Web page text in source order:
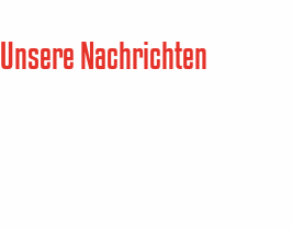
Unsere Nachrichten